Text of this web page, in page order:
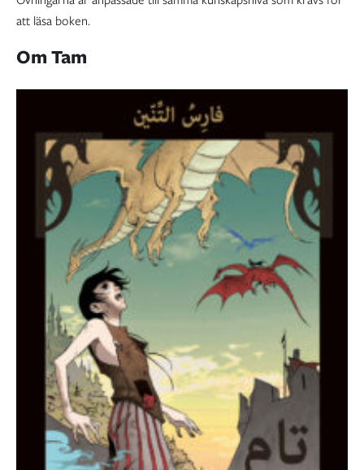
att läsa boken.
Om Tam